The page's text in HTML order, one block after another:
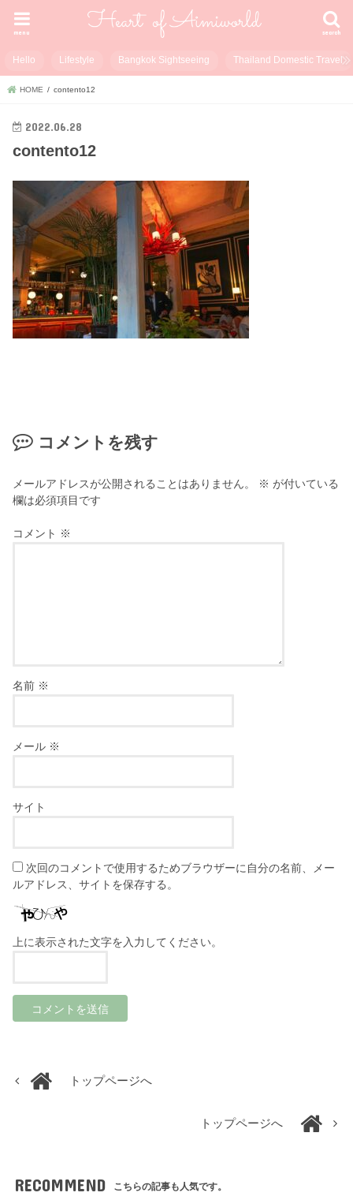
search
menu
Hello Lifestyle Bangkok Sightseeing Thailand Domestic Travel
HOME contento12
2022.06.28
contento12
コメントを残す
メールアドレスが公開されることはありません。 ※ が付いている
欄は必須項目です
コメント ※
名前 ※
メール ※
サイト
次回のコメントで使用するためブラウザーに自分の名前、メー
ルアドレス、サイトを保存する。
上に表示された文字を入力してください。
トップページへ
トップページへ
RECOMMEND こちらの記事も人気です。